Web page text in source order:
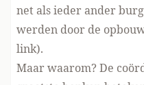
net als ieder ander
werden door de
link).
Maar waarom? De